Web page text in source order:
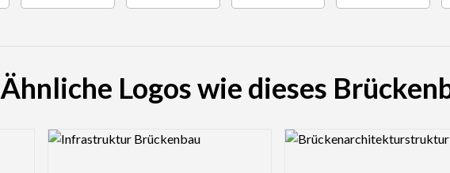
Ähnliche Logos wie dieses
Logo Preview Image Logo Preview Image